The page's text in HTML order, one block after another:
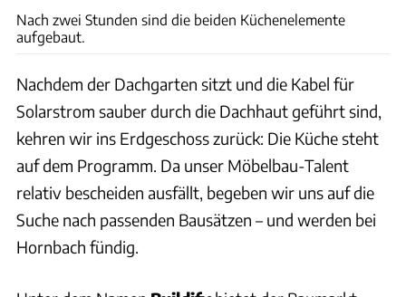
Nach zwei Stunden sind die beiden Küchenelemente
aufgebaut.
Nachdem der Dachgarten sitzt und die Kabel für
Solarstrom sauber durch die Dachhaut geführt sind,
kehren wir ins Erdgeschoss zurück: Die Küche steht
auf dem Programm. Da unser Möbelbau-Talent
relativ bescheiden ausfällt, begeben wir uns auf die
Suche nach passenden Bausätzen – und werden bei
Hornbach fündig.